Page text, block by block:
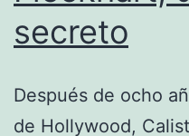
secreto
Después de ocho
de Hollywood,